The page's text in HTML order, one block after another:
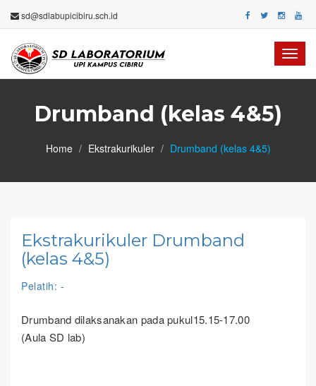
sd@sdlabupicibiru.sch.id
Drumband (kelas 4&5)
Home Ekstrakurikuler Drumband (kelas 4&5)
Ekstrakurikuler Drumband
(kelas 4&5)
Pelatih: -
Drumband dilaksanakan pada pukul15.15-17.00
(Aula SD lab)